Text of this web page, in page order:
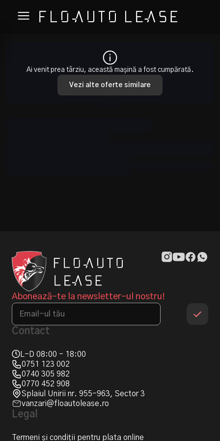
Ai venit prea târziu, această mașină a fost cumpărată.
Vezi alte oferte similare
Abonează-te la newsletter-ul nostru!
Contact
L-D 08:00 - 18:00
0751 123 002
0740 305 982
0770 452 908
Splaiul Unirii nr. 955-963, Sector 3
vanzari@floautolease.ro
Legal
Termeni și condiții pentru plata online